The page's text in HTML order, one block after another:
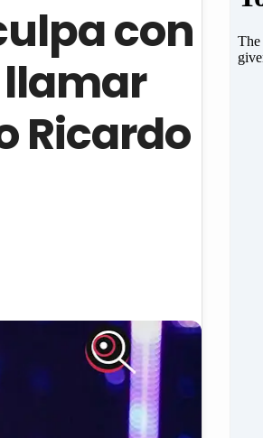
con
llamar
Ricardo